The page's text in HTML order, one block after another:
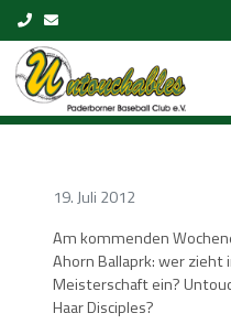
Skip to content
19. Juli 2012
Am kommenden
Ahorn Ballaprk: wer zieht
Meisterschaft ein?
Haar Disciples?